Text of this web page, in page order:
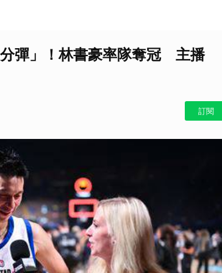
彈」！林書豪率隊奪冠 主播
訂閱